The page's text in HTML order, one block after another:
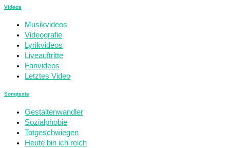
Videos
Musikvideos
Videografie
Lyrikvideos
Liveauftritte
Fanvideos
Letztes Video
Songtexte
Gestaltenwandler
Sozialphobie
Totgeschwiegen
Heute bin ich reich